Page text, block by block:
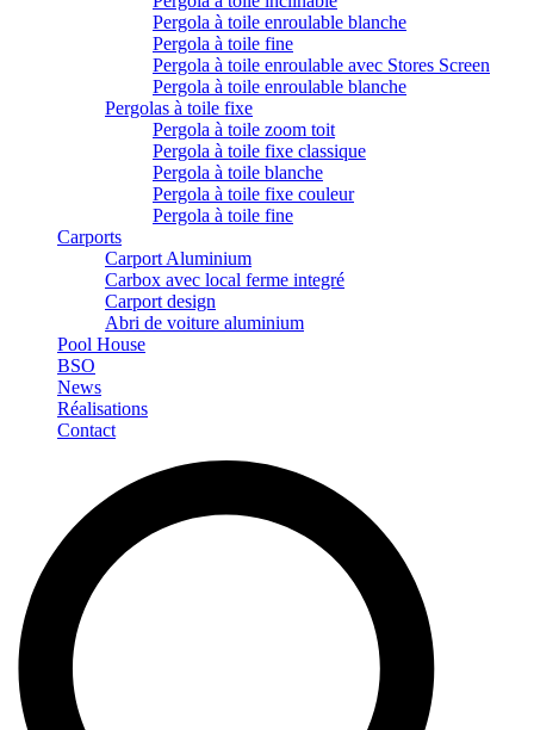
Pergola à toile enroulable blanche
Pergola à toile fine
Pergola à toile enroulable avec Stores Screen
Pergola à toile enroulable blanche
Pergolas à toile fixe
Pergola à toile zoom toit
Pergola à toile fixe classique
Pergola à toile blanche
Pergola à toile fixe couleur
Pergola à toile fine
Carports
Carport Aluminium
Carbox avec local ferme integré
Carport design
Abri de voiture aluminium
Pool House
BSO
News
Réalisations
Contact